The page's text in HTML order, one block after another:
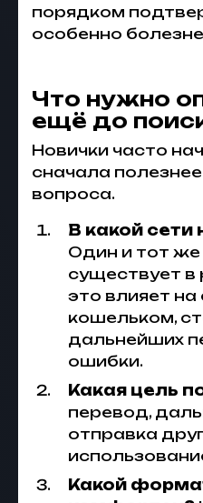
порядком
особенно
Что нужно
ещё до
Новички часто
сначала
вопроса.
В какой сети
Один и тот же
существует в
это влияет
кошельком,
дальнейших
ошибки.
Какая цель
перевод,
отправка
Какой